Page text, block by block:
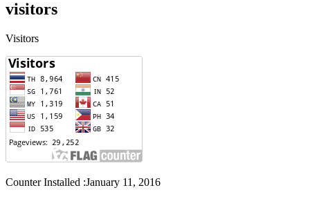
visitors
Visitors
Counter Installed :January 11, 2016